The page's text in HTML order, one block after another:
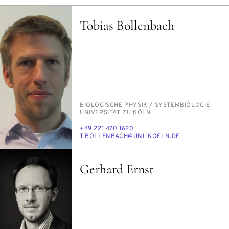
Tobias Bollenbach
PERSON_RESEARCH_SUBJECT
BIO­LO­GI­SCHE PHY­SIK /​ SYS­TEM­BIO­LO­GIE
INSTITUTION
UNI­VER­SI­TÄT ZU KÖLN
TELEFON
+49 221 470 1620
E-
T.BOL­LEN­BACH@UNI-KOELN.DE
Gerhard Ernst